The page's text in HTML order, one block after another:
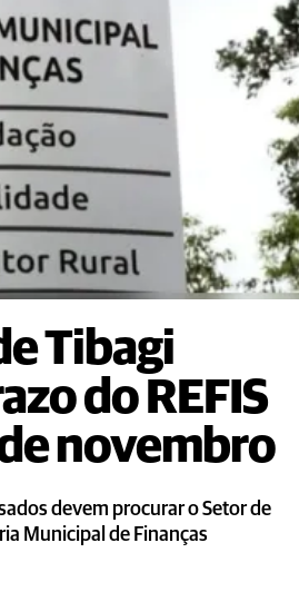
Tibagi
do REFIS
novembro
devem procurar o Setor de
Municipal de Finanças